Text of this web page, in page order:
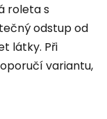
roleta s
odstup od
látky. Při
variantu,